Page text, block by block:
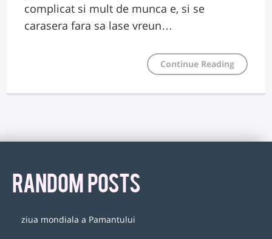
complicat si mult de munca e, si se
carasera fara sa lase vreun…
Continue Reading
RANDOM POSTS
ziua mondiala a Pamantului